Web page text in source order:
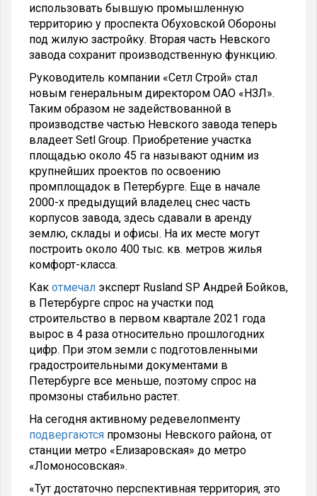
использовать бывшую промышленную
территорию у проспекта Обуховской Обороны
под жилую застройку. Вторая часть Невского
завода сохранит производственную функцию.
Руководитель компании «Сетл Строй» стал
новым генеральным директором ОАО «НЗЛ».
Таким образом не задействованной в
производстве частью Невского завода теперь
владеет Setl Group. Приобретение участка
площадью около 45 га называют одним из
крупнейших проектов по освоению
промплощадок в Петербурге. Еще в начале
2000-х предыдущий владелец снес часть
корпусов завода, здесь сдавали в аренду
землю, склады и офисы. На их месте могут
построить около 400 тыс. кв. метров жилья
комфорт-класса.
Как отмечал эксперт Rusland SP Андрей Бойков,
в Петербурге спрос на участки под
строительство в первом квартале 2021 года
вырос в 4 раза относительно прошлогодних
цифр. При этом земли с подготовленными
градостроительными документами в
Петербурге все меньше, поэтому спрос на
промзоны стабильно растет.
На сегодня активному редевелопменту
подвергаются промзоны Невского района, от
станции метро «Елизаровская» до метро
«Ломоносовская».
«Тут достаточно перспективная территория, это